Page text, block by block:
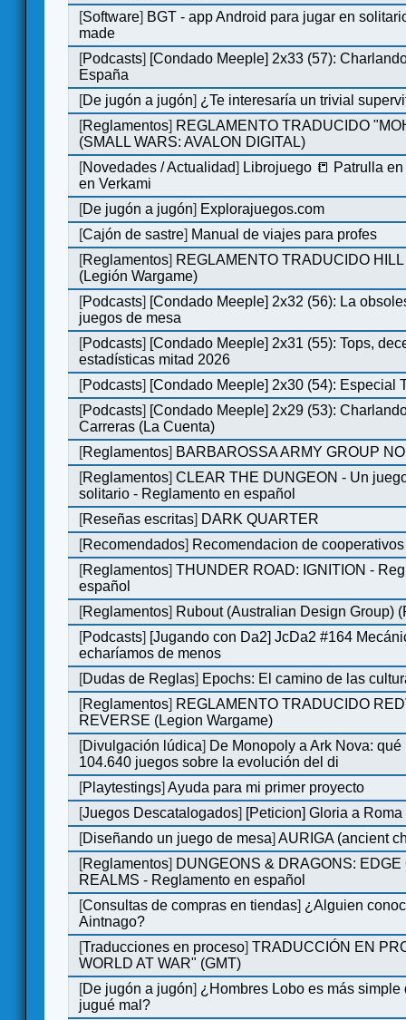
[Software] BGT - app Android para jugar en
made
[Podcasts] [Condado Meeple] 2x33 (57):
España
[De jugón a jugón] ¿Te interesaría un trivial
[Reglamentos] REGLAMENTO TRADUCIDO
(SMALL WARS: AVALON DIGITAL)
[Novedades / Actualidad] Librojuego 📒 Patrulla
en Verkami
[De jugón a jugón] Explorajuegos.com
[Cajón de sastre] Manual de viajes para profes
[Reglamentos] REGLAMENTO TRADUCIDO
(Legión Wargame)
[Podcasts] [Condado Meeple] 2x32 (56): La
juegos de mesa
[Podcasts] [Condado Meeple] 2x31 (55): Tops,
estadísticas mitad 2026
[Podcasts] [Condado Meeple] 2x30 (54): Especial
[Podcasts] [Condado Meeple] 2x29 (53):
Carreras (La Cuenta)
[Reglamentos] BARBAROSSA ARMY GROUP
[Reglamentos]CLEAR THE DUNGEON - Un
solitario - Reglamento en español
[Reseñas escritas] DARK QUARTER
[Recomendados] Recomendacion de
[Reglamentos]THUNDER ROAD: IGNITION -
español
[Reglamentos] Rubout (Australian Design Group)
[Podcasts] [Jugando con Da2] JcDa2 #164
echaríamos de menos
[Dudas de Reglas] Epochs: El camino de las
[Reglamentos] REGLAMENTO TRADUCIDO
REVERSE (Legion Wargame)
[Divulgación lúdica] De Monopoly a Ark Nova:
104.640 juegos sobre la evolución del di
[Playtestings]Ayuda para mi primer proyecto
[Juegos Descatalogados] [Peticion] Gloria a Roma
[Diseñando un juego de mesa]AURIGA (ancient
[Reglamentos] DUNGEONS & DRAGONS: EDGE
REALMS - Reglamento en español
[Consultas de compras en tiendas] ¿Alguien
Aintnago?
[Traducciones en proceso]TRADUCCIÓN EN
WORLD AT WAR" (GMT)
[De jugón a jugón] ¿Hombres Lobo es más simple
jugué mal?